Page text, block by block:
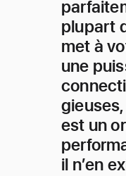
plupart
met à
une
est un
il n’en